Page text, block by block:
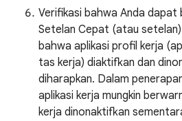
Verifikasi bahwa Anda dapat
Setelan Cepat (atau
bahwa aplikasi profil kerja
tas kerja) diaktifkan dan
diharapkan. Dalam
aplikasi kerja mungkin
kerja dinonaktifkan